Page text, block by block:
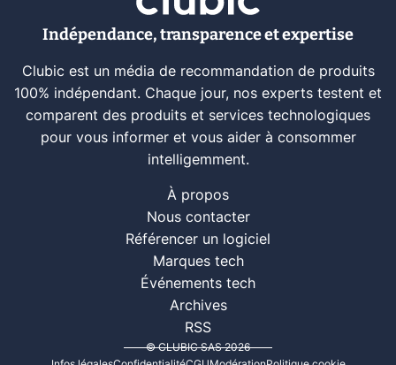
Indépendance, transparence et expertise
Clubic est un média de recommandation de produits
100% indépendant. Chaque jour, nos experts testent et
comparent des produits et services technologiques
pour vous informer et vous aider à consommer
intelligemment.
À propos
Nous contacter
Référencer un logiciel
Marques tech
Événements tech
Archives
RSS
© CLUBIC SAS 2026